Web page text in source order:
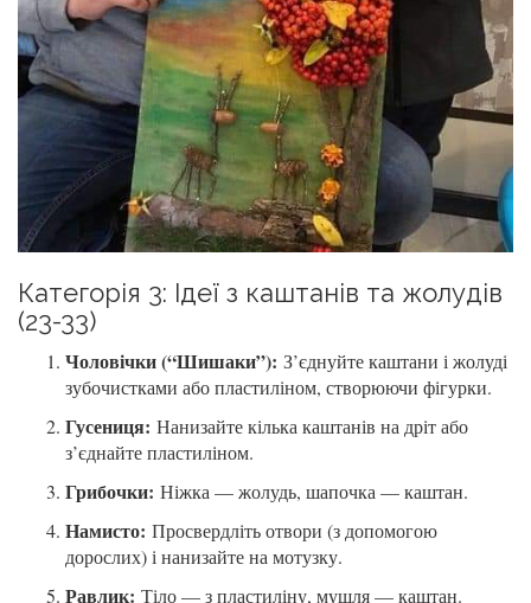
Категорія 3: Ідеї з каштанів та жолудів
(23-33)
Чоловічки (“Шишаки”): З’єднуйте каштани і жолуді
зубочистками або пластиліном, створюючи фігурки.
Гусениця: Нанизайте кілька каштанів на дріт або
з’єднайте пластиліном.
Грибочки: Ніжка — жолудь, шапочка — каштан.
Намисто: Просвердліть отвори (з допомогою
дорослих) і нанизайте на мотузку.
Равлик: Тіло — з пластиліну, мушля — каштан.